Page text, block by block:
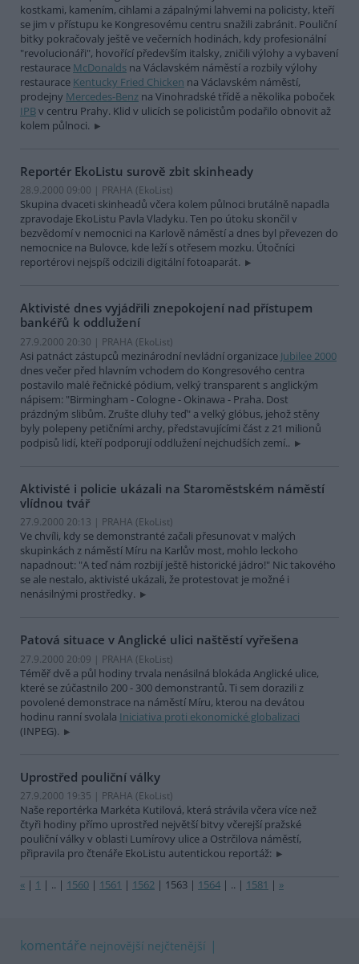
kostkami, kamením, cihlami a zápalnými lahvemi na policisty, kteří
se jim v přístupu ke Kongresovému centru snažili zabránit. Pouliční
bitky pokračovaly ještě ve večerních hodinách, kdy profesionální
"revolucionáři", hovořící především italsky, zničili výlohy a vybavení
restaurace McDonalds na Václavském náměstí a rozbily výlohy
restaurace Kentucky Fried Chicken na Václavském náměstí,
prodejny Mercedes-Benz na Vinohradské třídě a několika poboček
IPBv centru Prahy. Klid v ulicích se policistům podařilo obnovit až
kolem půlnoci.
Reportér EkoListu surově zbit skinheady
28.9.2000 09:00 | PRAHA (EkoList)
Skupina dvaceti skinheadů včera kolem půlnoci brutálně napadla
zpravodaje EkoListu Pavla Vladyku. Ten po útoku skončil v
bezvědomí v nemocnici na Karlově náměstí a dnes byl převezen do
nemocnice na Bulovce, kde leží s otřesem mozku. Útočníci
reportérovi nejspíš odcizili digitální fotoaparát.
Aktivisté dnes vyjádřili znepokojení nad přístupem
bankéřů k oddlužení
27.9.2000 20:30 | PRAHA (EkoList)
Asi patnáct zástupců mezinárodní nevládní organizace Jubilee 2000
dnes večer před hlavním vchodem do Kongresového centra
postavilo malé řečnické pódium, velký transparent s anglickým
nápisem: "Birmingham - Cologne - Okinawa - Praha. Dost
prázdným slibům. Zrušte dluhy teď" a velký glóbus, jehož stěny
byly polepeny petičními archy, představujícími část z 21 milionů
podpisů lidí, kteří podporují oddlužení nejchudších zemí..
Aktivisté i policie ukázali na Staroměstském náměstí
vlídnou tvář
27.9.2000 20:13 | PRAHA (EkoList)
Ve chvíli, kdy se demonstranté začali přesunovat v malých
skupinkách z náměstí Míru na Karlův most, mohlo leckoho
napadnout: "A teď nám rozbijí ještě historické jádro!" Nic takového
se ale nestalo, aktivisté ukázali, že protestovat je možné i
nenásilnými prostředky.
Patová situace v Anglické ulici naštěstí vyřešena
27.9.2000 20:09 | PRAHA (EkoList)
Téměř dvě a půl hodiny trvala nenásilná blokáda Anglické ulice,
které se zúčastnilo 200 - 300 demonstrantů. Ti sem dorazili z
povolené demonstrace na náměstí Míru, kterou na devátou
hodinu ranní svolala Iniciativa proti ekonomické globalizaci
(INPEG).
Uprostřed pouliční války
27.9.2000 19:35 | PRAHA (EkoList)
Naše reportérka Markéta Kutilová, která strávila včera více než
čtyři hodiny přímo uprostřed největší bitvy včerejší pražské
pouliční války v oblasti Lumírovy ulice a Ostrčilova náměstí,
připravila pro čtenáře EkoListu autentickou reportáž:
« | 1 | .. | 1560 | 1561 | 1562 | 1563 | 1564 | .. | 1581 | »
komentáře nejnovější nejčtenější